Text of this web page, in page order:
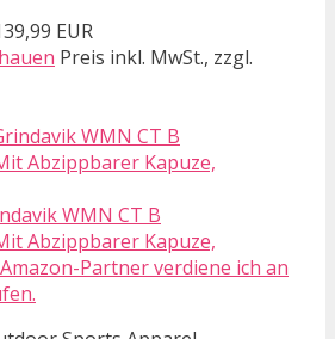
EUR
Preis inkl. MwSt., zzgl.
WMN CT B
Abzippbarer Kapuze,
Partner verdiene ich an